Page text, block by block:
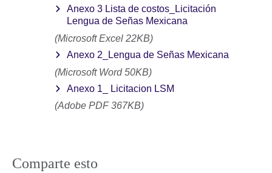
Anexo 3 Lista de costos_Licitación
Lengua de Señas Mexicana
(Microsoft Excel 22KB)
Anexo 2_Lengua de Señas Mexicana
(Microsoft Word 50KB)
Anexo 1_ Licitacion LSM
(Adobe PDF 367KB)
Comparte esto